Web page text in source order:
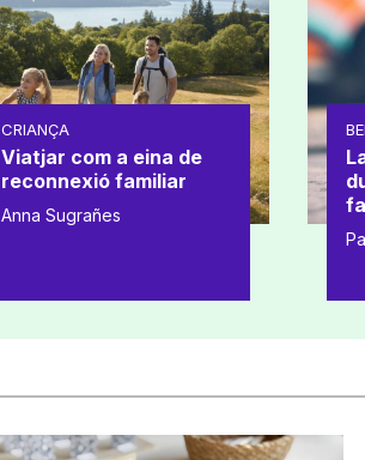
CRIANÇA
Viatjar com a eina de
reconnexió familiar
Anna Sugrañes